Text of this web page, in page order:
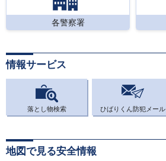
各警察署
情報サービス
落とし物検索 ひばりくん防犯メール
地図で見る安全情報